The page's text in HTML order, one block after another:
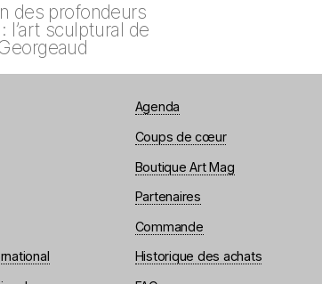
des profondeurs
l’art sculptural de
Agenda
Coups de cœur
Boutique Art Mag
Partenaires
Commande
Historique des achats